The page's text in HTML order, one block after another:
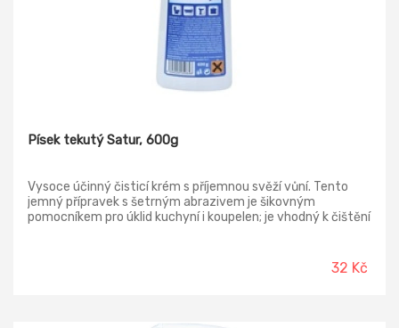
Písek tekutý Satur, 600g
Vysoce účinný čisticí krém s příjemnou svěží vůní. Tento
jemný přípravek s šetrným abrazivem je šikovným
pomocníkem pro úklid kuchyní i koupelen; je vhodný k čištění
32 Kč